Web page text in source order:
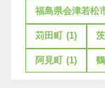
福島県会津若松
苅田町 (1)
阿見町 (1)